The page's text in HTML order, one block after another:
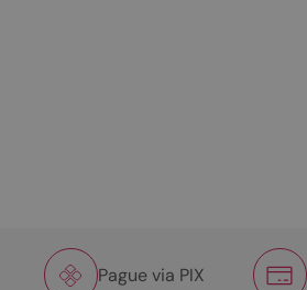
Pague via PIX